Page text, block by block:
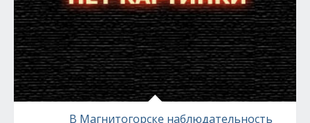
В Магнитогорске наблюдательность